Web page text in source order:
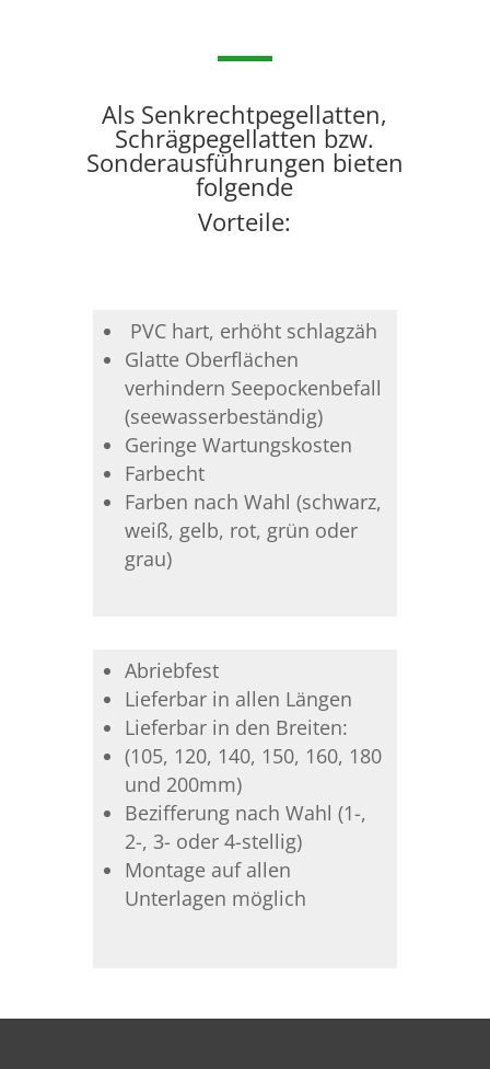
Als Senkrechtpegellatten,
Schrägpegellatten bzw.
Sonderausführungen bieten
folgende
Vorteile:
PVC hart, erhöht schlagzäh
Glatte Oberflächen
verhindern Seepockenbefall
(seewasserbeständig)
Geringe Wartungskosten
Farbecht
Farben nach Wahl (schwarz,
weiß, gelb, rot, grün oder
grau)
Abriebfest
Lieferbar in allen Längen
Lieferbar in den Breiten:
(105, 120, 140, 150, 160, 180
und 200mm)
Bezifferung nach Wahl (1-,
2-, 3- oder 4-stellig)
Montage auf allen
Unterlagen möglich